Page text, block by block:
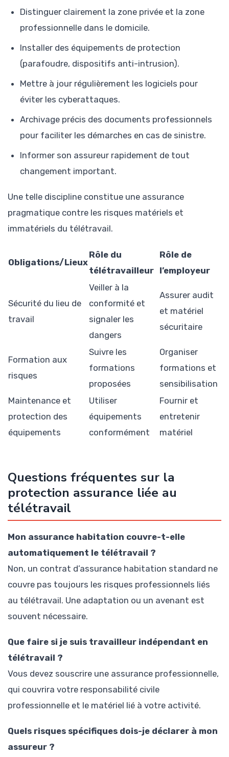
Distinguer clairement la zone privée et la zone
professionnelle dans le domicile.
Installer des équipements de protection
(parafoudre, dispositifs anti-intrusion).
Mettre à jour régulièrement les logiciels pour
éviter les cyberattaques.
Archivage précis des documents professionnels
pour faciliter les démarches en cas de sinistre.
Informer son assureur rapidement de tout
changement important.
Une telle discipline constitue une assurance
pragmatique contre les risques matériels et
immatériels du télétravail.
Obligations/Lieux
Rôle du
télétravailleur
Rôle de
l’employeur
Sécurité du lieu de
travail
Veiller à la
conformité et
signaler les
dangers
Assurer audit
et matériel
sécuritaire
Formation aux
risques
Suivre les
formations
proposées
Organiser
formations et
sensibilisation
Maintenance et
protection des
équipements
Utiliser
équipements
conformément
Fournir et
entretenir
matériel
Questions fréquentes sur la
protection assurance liée au
télétravail
Mon assurance habitation couvre-t-elle
automatiquement le télétravail ?
Non, un contrat d’assurance habitation standard ne
couvre pas toujours les risques professionnels liés
au télétravail. Une adaptation ou un avenant est
souvent nécessaire.
Que faire si je suis travailleur indépendant en
télétravail ?
Vous devez souscrire une assurance professionnelle,
qui couvrira votre responsabilité civile
professionnelle et le matériel lié à votre activité.
Quels risques spécifiques dois-je déclarer à mon
assureur ?